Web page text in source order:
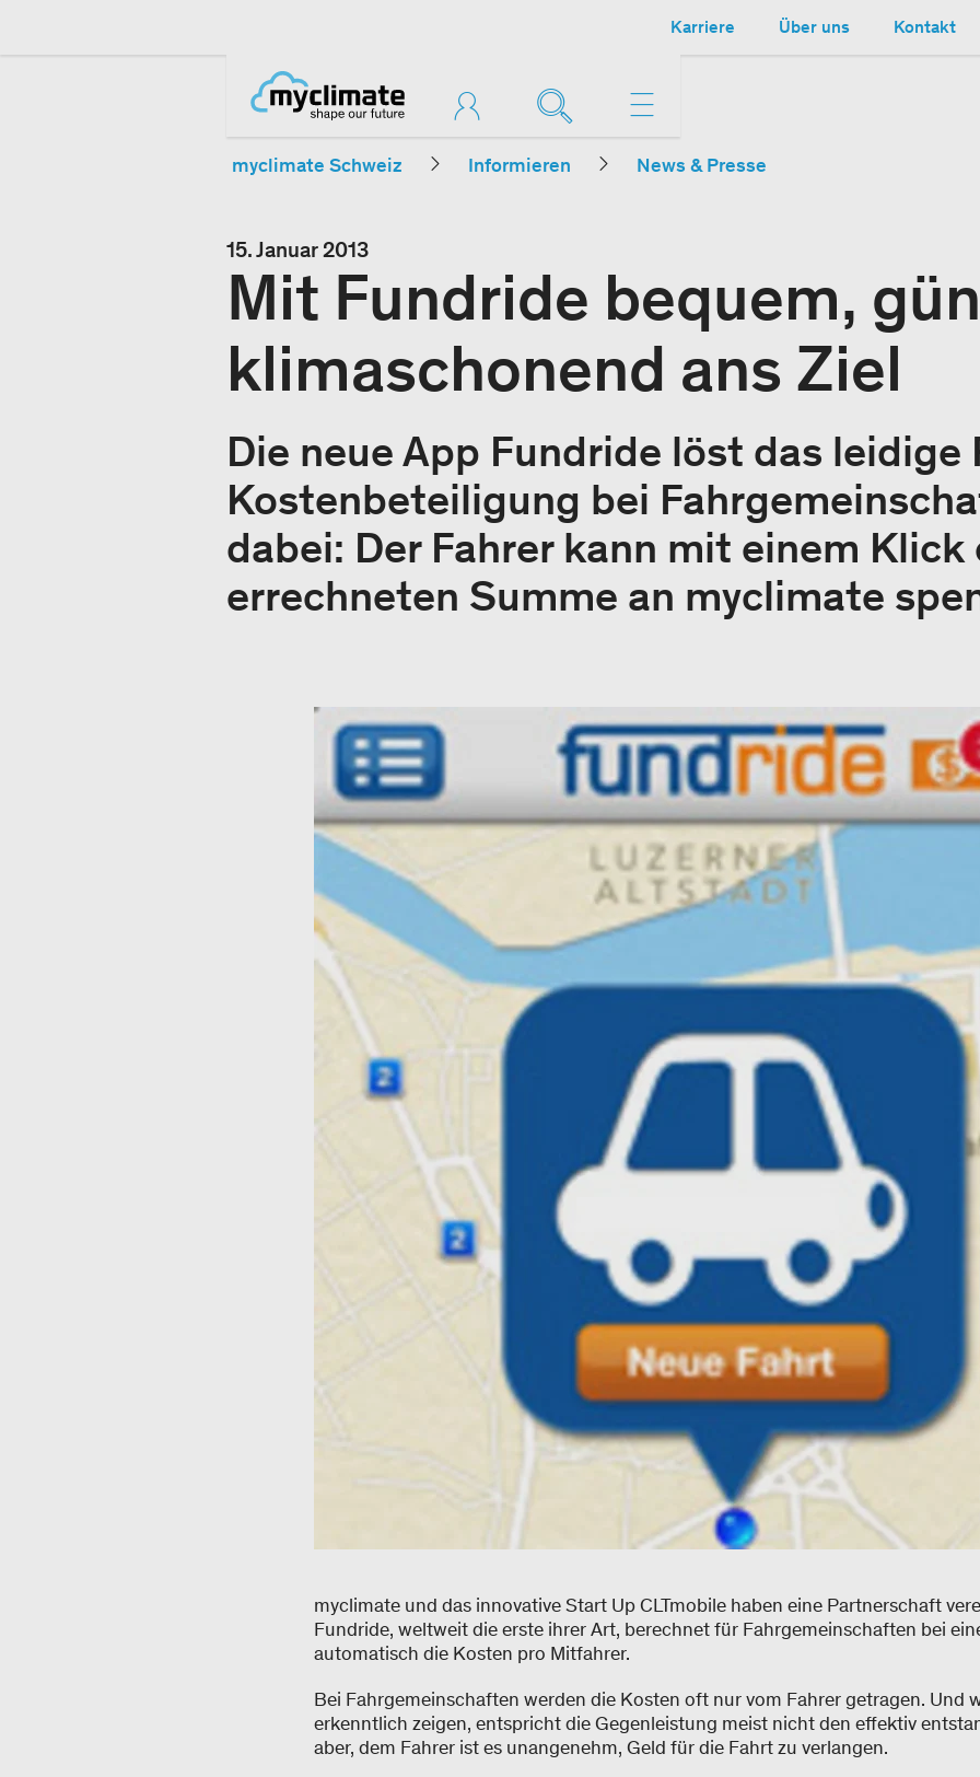
Karriere Über uns Kontakt
myclimate Schweiz Informieren News & Presse
15. Januar 2013
Mit Fundride bequem,
klimaschonend ans Ziel
Die neue App Fundride löst das leidige
Kostenbeteiligung bei
dabei: Der Fahrer kann mit einem Klick
errechneten Summe an myclimate
myclimate und das innovative Start Up CLTmobile haben eine Partnerschaft
Fundride, weltweit die erste ihrer Art, berechnet für Fahrgemeinschaften bei
automatisch die Kosten pro Mitfahrer.
Bei Fahrgemeinschaften werden die Kosten oft nur vom Fahrer getragen. Und
erkenntlich zeigen, entspricht die Gegenleistung meist nicht den effektiv
aber, dem Fahrer ist es unangenehm, Geld für die Fahrt zu verlangen.